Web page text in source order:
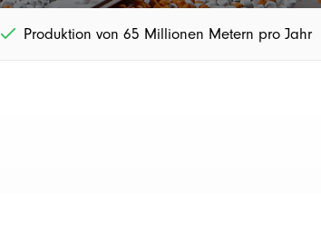
Produktion von 65 Millionen Metern pro Jahr